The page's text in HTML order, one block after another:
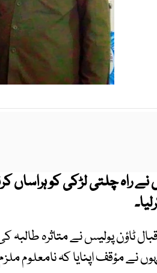
راہ چلتی لڑکی کو ہراساں
ٹاؤن پولیس نے متاثرہ
نے مؤقف اپنایا کہ نامعلوم